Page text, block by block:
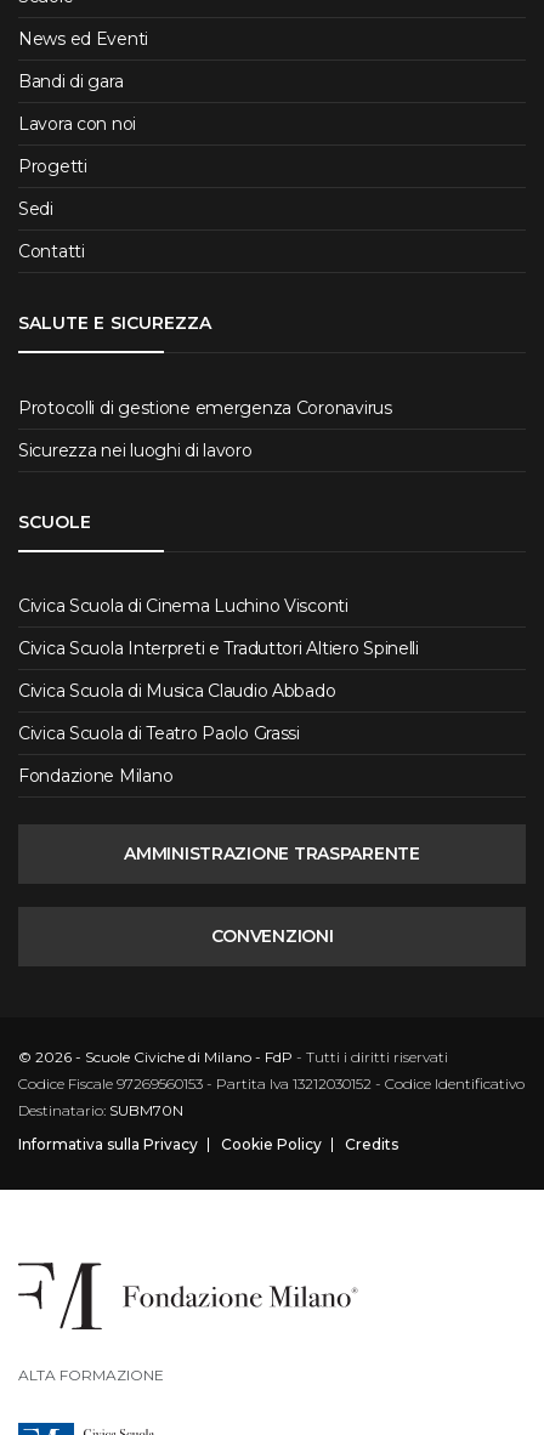
News ed Eventi
Bandi di gara
Lavora con noi
Progetti
Sedi
Contatti
SALUTE E SICUREZZA
Protocolli di gestione emergenza Coronavirus
Sicurezza nei luoghi di lavoro
SCUOLE
Civica Scuola di Cinema Luchino Visconti
Civica Scuola Interpreti e Traduttori Altiero Spinelli
Civica Scuola di Musica Claudio Abbado
Civica Scuola di Teatro Paolo Grassi
Fondazione Milano
AMMINISTRAZIONE TRASPARENTE
CONVENZIONI
© 2026 - Scuole Civiche di Milano - FdP - Tutti i diritti riservati
Codice Fiscale 97269560153 - Partita Iva 13212030152 - Codice Identificativo
Destinatario: SUBM70N
Informativa sulla Privacy
Cookie Policy Credits
ALTA FORMAZIONE